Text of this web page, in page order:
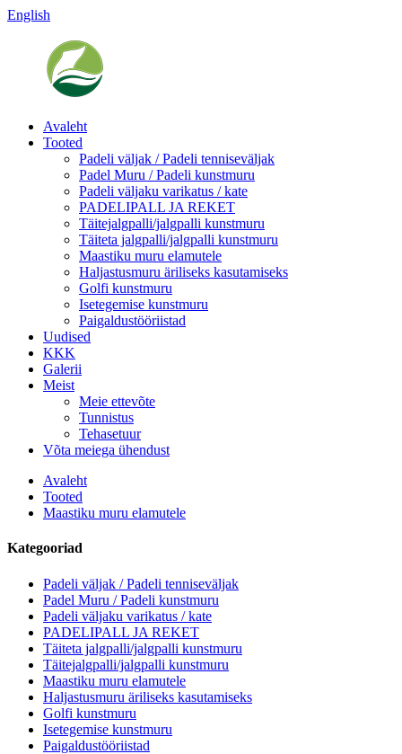
English
Avaleht
Tooted
Padeli väljak / Padeli tenniseväljak
Padel Muru / Padeli kunstmuru
Padeli väljaku varikatus / kate
PADELIPALL JA REKET
Täitejalgpalli/jalgpalli kunstmuru
Täiteta jalgpalli/jalgpalli kunstmuru
Maastiku muru elamutele
Haljastusmuru äriliseks kasutamiseks
Golfi kunstmuru
Isetegemise kunstmuru
Paigaldustööriistad
Uudised
KKK
Galerii
Meist
Meie ettevõte
Tunnistus
Tehasetuur
Võta meiega ühendust
Avaleht
Tooted
Maastiku muru elamutele
Kategooriad
Padeli väljak / Padeli tenniseväljak
Padel Muru / Padeli kunstmuru
Padeli väljaku varikatus / kate
PADELIPALL JA REKET
Täiteta jalgpalli/jalgpalli kunstmuru
Täitejalgpalli/jalgpalli kunstmuru
Maastiku muru elamutele
Haljastusmuru äriliseks kasutamiseks
Golfi kunstmuru
Isetegemise kunstmuru
Paigaldustööriistad